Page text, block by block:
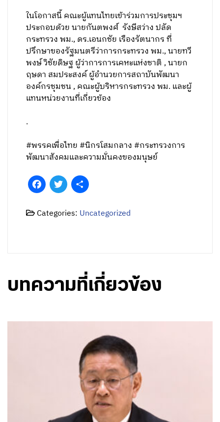
ในโอกาสนี้ คณะผู้แทนไทยเข้าร่วมการประชุมฯ
ประกอบด้วย นายกันตพงศ์ รังษีสว่าง ปลัด
กระทรวง พม., ดร.เอนกชัย เรืองรัตนากร ที่
ปรึกษาของรัฐมนตรีว่าการกระทรวง พม., นายทวี
พงษ์ วิชัยดิษฐ ผู้ว่าการการเคหะแห่งชาติ , นายก
ฤษดา สมประสงค์ ผู้อำนวยการสถาบันพัฒนา
องค์กรชุมชน , คณะผู้บริหารกระทรวง พม. และผู้
แทนหน่วยงานที่เกี่ยวข้อง
.
#พรรคเพื่อไทย #นิกรโสมกลาง #กระทรวงการ
พัฒนาสังคมและความมั่นคงของมนุษย์
FacebookTwitter
Categories: Uncategorized
บทความที่เกี่ยวข้อง